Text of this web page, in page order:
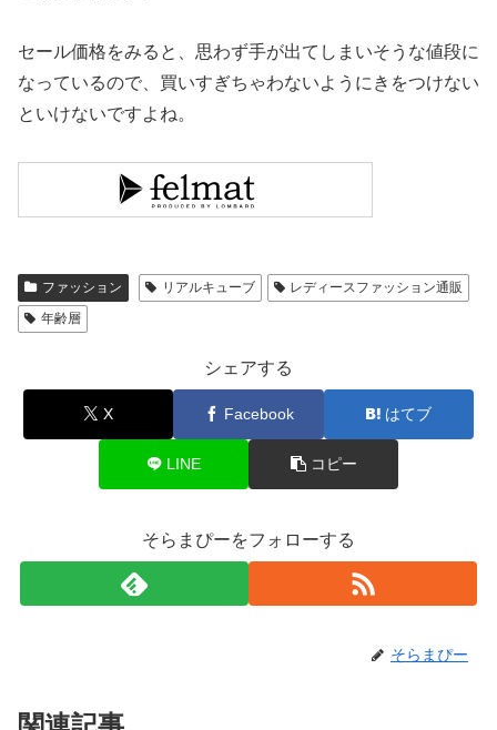
セール価格をみると、思わず手が出てしまいそうな値段に
なっているので、買いすぎちゃわないようにきをつけない
といけないですよね。
ファッション リアルキューブ
レディースファッション通販
年齢層
シェアする
X Facebook はてブ
LINE コピー
そらまぴーをフォローする
そらまぴー